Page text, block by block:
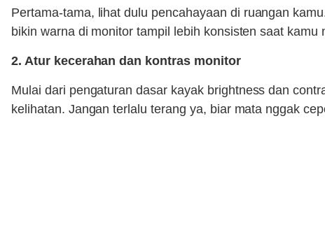
Pertama-tama, lihat dulu pencahayaan di ruangan
bikin warna di monitor tampil lebih konsisten saat kamu
2. Atur kecerahan dan kontras monitor
Mulai dari pengaturan dasar kayak brightness dan
kelihatan. Jangan terlalu terang ya, biar mata nggak